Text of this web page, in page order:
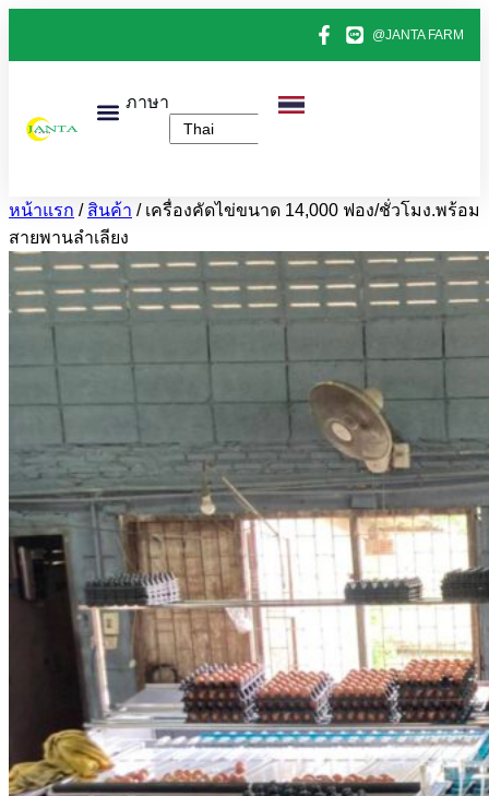
@JANTA FARM
ภาษา
หน้าแรก / สินค้า / เครื่องคัดไข่ขนาด 14,000 ฟอง/ชั่วโมง.พร้อม
สายพานลำเลียง